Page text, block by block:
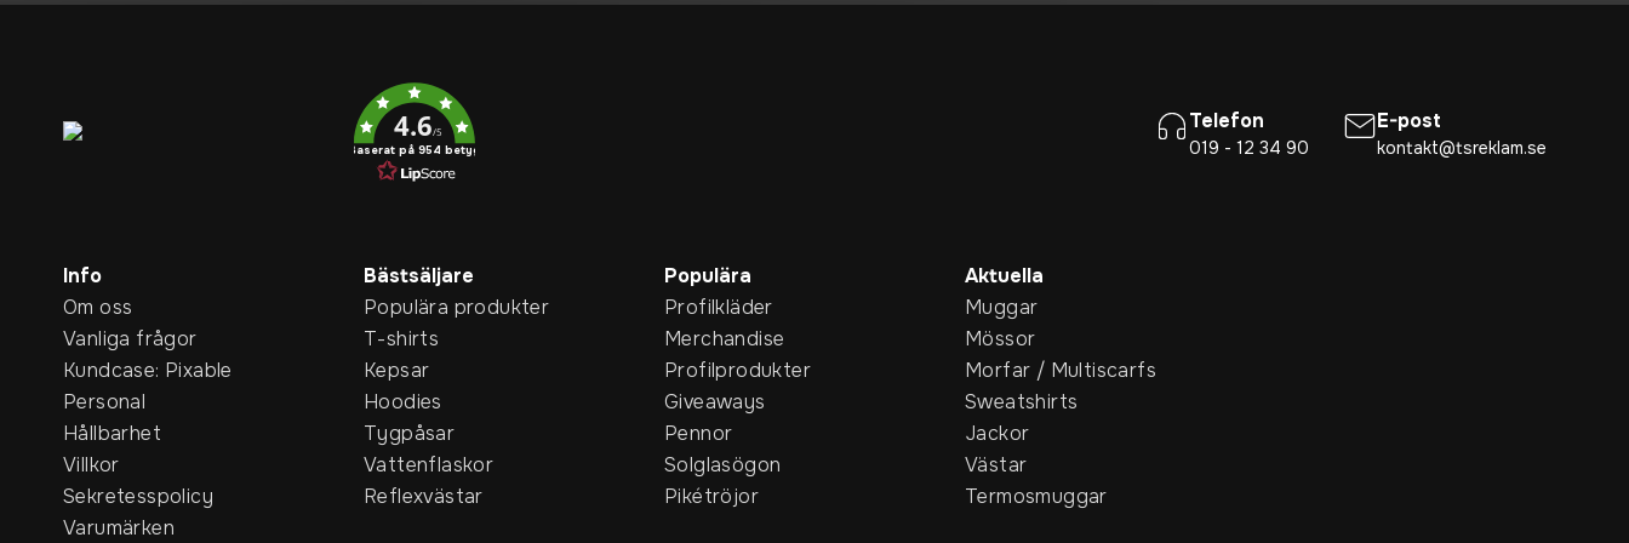
4.6/5
Baserat på 954 betyg
Telefon
019 - 12 34 90
E-post
kontakt@tsreklam.se
Info
Om oss
Vanliga frågor
Kundcase: Pixable
Personal
Hållbarhet
Villkor
Sekretesspolicy
Varumärken
Bästsäljare
Populära produkter
T-shirts
Kepsar
Hoodies
Tygpåsar
Vattenflaskor
Reflexvästar
Populära
Profilkläder
Merchandise
Profilprodukter
Giveaways
Pennor
Solglasögon
Pikétröjor
Aktuella
Muggar
Mössor
Morfar / Multiscarfs
Sweatshirts
Jackor
Västar
Termosmuggar